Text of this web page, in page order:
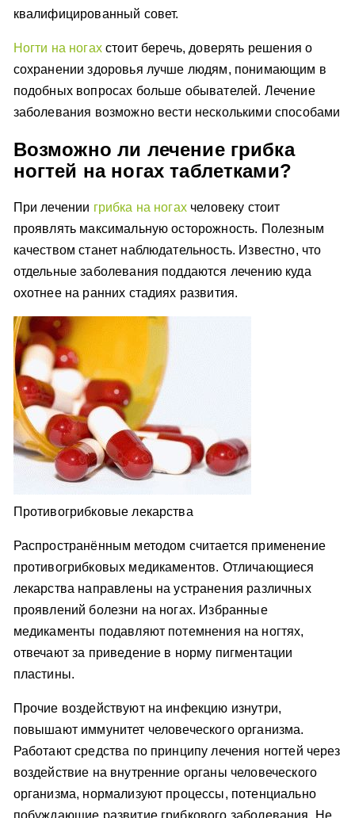
квалифицированный совет.
Ногти на ногахстоит беречь, доверять решения о
сохранении здоровья лучше людям, понимающим в
подобных вопросах больше обывателей. Лечение
заболевания возможно вести несколькими способами
Возможно ли лечение грибка
ногтей на ногах таблетками?
При лечении грибка на ногахчеловеку стоит
проявлять максимальную осторожность. Полезным
качеством станет наблюдательность. Известно, что
отдельные заболевания поддаются лечению куда
охотнее на ранних стадиях развития.
Противогрибковые лекарства
Распространённым методом считается применение
противогрибковых медикаментов. Отличающиеся
лекарства направлены на устранения различных
проявлений болезни на ногах. Избранные
медикаменты подавляют потемнения на ногтях,
отвечают за приведение в норму пигментации
пластины.
Прочие воздействуют на инфекцию изнутри,
повышают иммунитет человеческого организма.
Работают средства по принципу лечения ногтей через
воздействие на внутренние органы человеческого
организма, нормализуют процессы, потенциально